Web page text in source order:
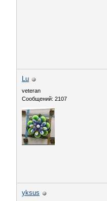
Lu
veteran
Сообщений: 2107
yksus